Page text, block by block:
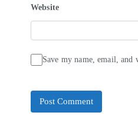
Website
Save my name, email,